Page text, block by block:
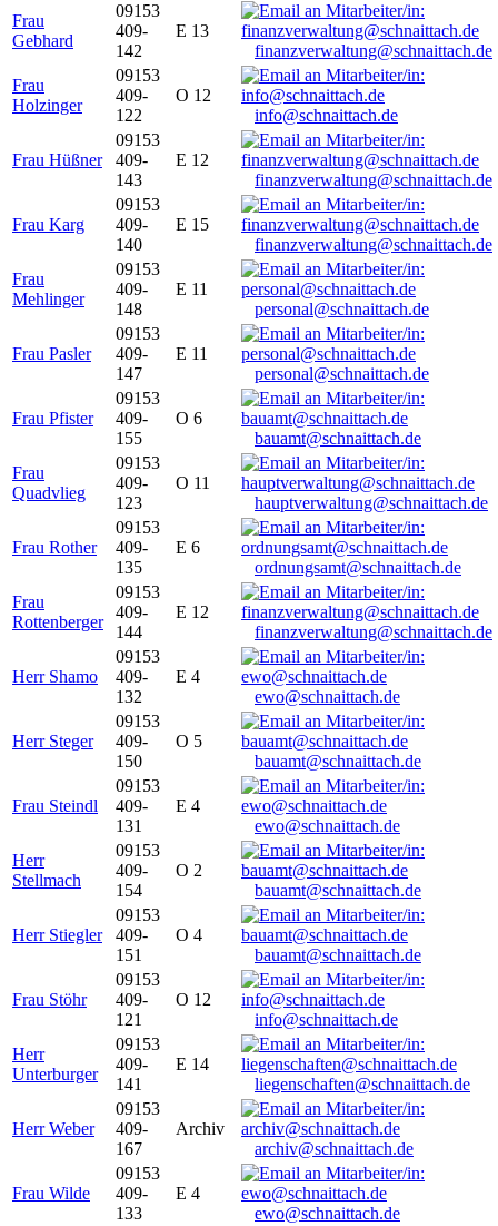
Frau
Gebhard
09153
409-
142
E 13
finanzverwaltung@schnaittach.de
Frau
Holzinger
09153
409-
122
O 12
info@schnaittach.de
Frau Hüßner
09153
409-
143
E 12
finanzverwaltung@schnaittach.de
Frau Karg
09153
409-
140
E 15
finanzverwaltung@schnaittach.de
Frau
Mehlinger
09153
409-
148
E 11
personal@schnaittach.de
Frau Pasler
09153
409-
147
E 11
personal@schnaittach.de
Frau Pfister
09153
409-
155
O 6
bauamt@schnaittach.de
Frau
Quadvlieg
09153
409-
123
O 11
hauptverwaltung@schnaittach.de
Frau Rother
09153
409-
135
E 6
ordnungsamt@schnaittach.de
Frau
Rottenberger
09153
409-
144
E 12
finanzverwaltung@schnaittach.de
Herr Shamo
09153
409-
132
E 4
ewo@schnaittach.de
Herr Steger
09153
409-
150
O 5
bauamt@schnaittach.de
Frau Steindl
09153
409-
131
E 4
ewo@schnaittach.de
Herr
Stellmach
09153
409-
154
O 2
bauamt@schnaittach.de
Herr Stiegler
09153
409-
151
O 4
bauamt@schnaittach.de
Frau Stöhr
09153
409-
121
O 12
info@schnaittach.de
Herr
Unterburger
09153
409-
141
E 14
liegenschaften@schnaittach.de
Herr Weber
09153
409-
167
Archiv
archiv@schnaittach.de
Frau Wilde
09153
409-
133
E 4
ewo@schnaittach.de